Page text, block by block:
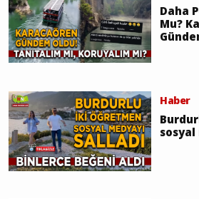
Daha
Mu?
Haber
sosyal